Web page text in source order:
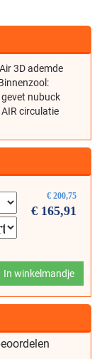
3D ademde
nubuck
circulatie
€ 200,75
€ 165,91
In winkelmandje